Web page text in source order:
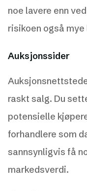
noe lavere enn
risikoen også mye
Auksjonssider
raskt salg. Du
potensielle
forhandlere som
sannsynligvis få
markedsverdi.